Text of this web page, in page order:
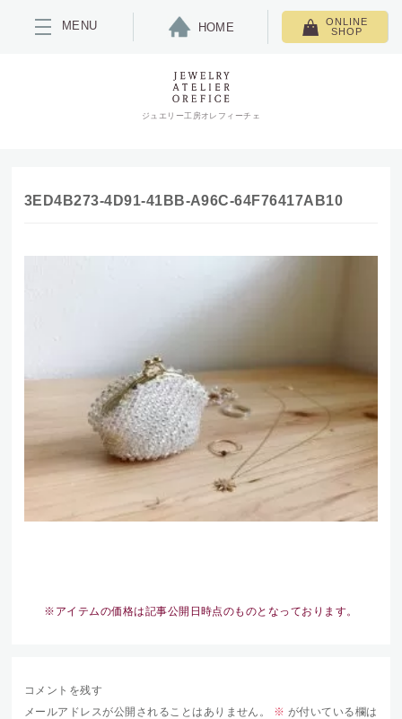
MENU HOME
ONLINE
SHOP
ジュエリー工房オレフィーチェ
3ED4B273-4D91-41BB-A96C-64F76417AB10
※アイテムの価格は記事公開日時点のものとなっております。
コメントを残す
メールアドレスが公開されることはありません。
※ が付いている欄は